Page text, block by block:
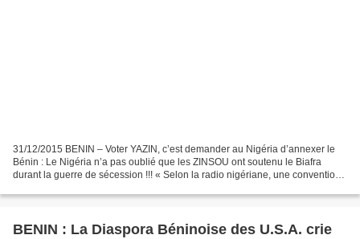
31/12/2015 BENIN – Voter YAZIN, c’est demander au Nigéria d’annexer le
Bénin : Le Nigéria n’a pas oublié que les ZINSOU ont soutenu le Biafra
durant la guerre de sécession !!! « Selon la radio nigériane, une convention -
BENIN : La Diaspora Béninoise des U.S.A. crie